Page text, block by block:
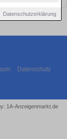
Datenschutzerklärung
Datenschutz
1A-Anzeigenmarkt.de